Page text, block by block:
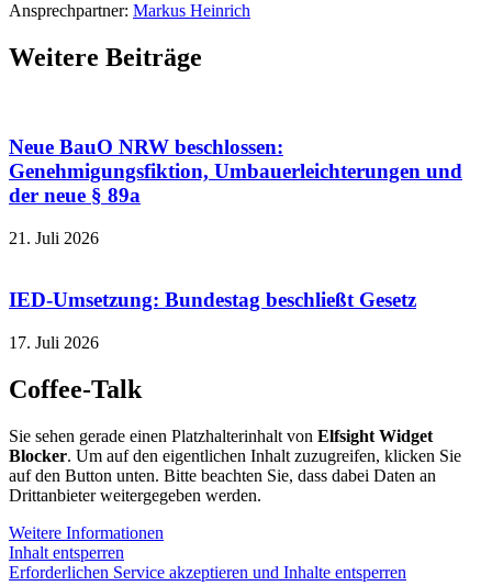
Ansprechpartner: Markus Heinrich
Weitere Beiträge
Neue BauO NRW beschlossen:
Genehmigungsfiktion, Umbauerleichterungen und
der neue § 89a
21. Juli 2026
IED-Umsetzung: Bundestag beschließt Gesetz
17. Juli 2026
Coffee-Talk
Sie sehen gerade einen Platzhalterinhalt von Elfsight Widget
Blocker. Um auf den eigentlichen Inhalt zuzugreifen, klicken Sie
auf den Button unten. Bitte beachten Sie, dass dabei Daten an
Drittanbieter weitergegeben werden.
Weitere Informationen
Inhalt entsperren
Erforderlichen Service akzeptieren und Inhalte entsperren